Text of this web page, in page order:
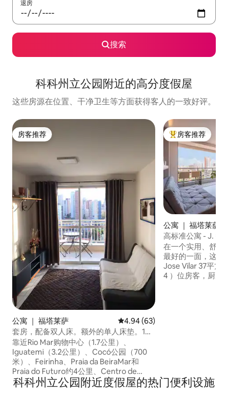
退房
搜索
科科州立公园附近的高分度假屋
这些房源在位置、干净卫生等方面获得客人的一致好评。
房客推荐
房客推荐
公寓 ｜ 福塔莱萨 平均评分 4.94 分（满分 5 分）
4.94 (63)
套房，配备双人床。额外的单人床垫。1个
床位。
靠近Rio Mar购物中心（1.7公里）、
Iguatemi（3.2公里）、Cocó公园（700
米）、Feirinha、Praia da BeiraMar和
Praia do Futuro约4公里、Centro de
Eventos（4公里）、超市和银行。1个有顶
棚的停车位。 公寓设有套房（配备空调和
热门「房客推荐」
房客推荐
公寓 ｜ 福塔莱萨
高标准公寓 - J. 智
在一个实用、舒适
最好的一面，这里有
Jose Vilar 37平方
4 ）位房客，厨房
科科州立公园附近度假屋的热门便利设施